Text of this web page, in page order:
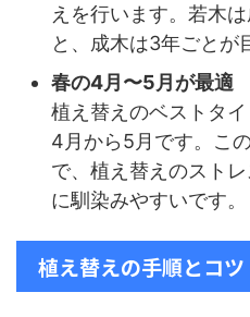
えを行います。若木
と、成木は3年ごとが
春の4月〜5月が最適
植え替えのベストタ
4月から5月です。こ
で、植え替えのスト
に馴染みやすいです。
植え替えの手順とコツ